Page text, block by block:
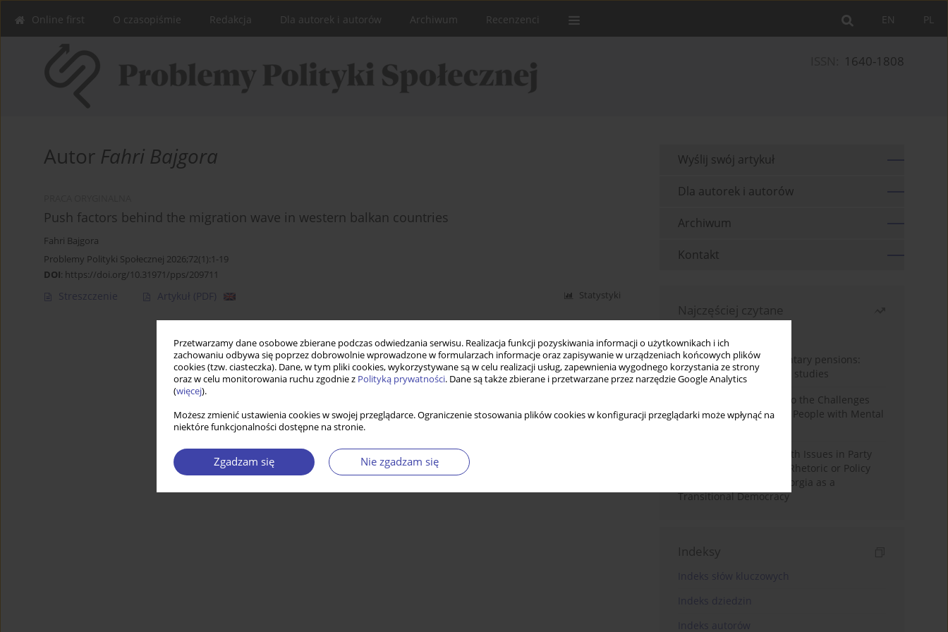
Przetwarzamy dane osobowe zbierane podczas odwiedzania serwisu. Realizacja funkcji pozyskiwania informacji o użytkownikach i ich
zachowaniu odbywa się poprzez dobrowolnie wprowadzone w formularzach informacje oraz zapisywanie w urządzeniach końcowych plików
cookies (tzw. ciasteczka). Dane, w tym pliki cookies, wykorzystywane są w celu realizacji usług, zapewnienia wygodnego korzystania ze strony
oraz w celu monitorowania ruchu zgodnie z Polityką prywatności. Dane są także zbierane i przetwarzane przez narzędzie Google Analytics
(więcej).
Możesz zmienić ustawienia cookies w swojej przeglądarce. Ograniczenie stosowania plików cookies w konfiguracji przeglądarki może wpłynąć na
niektóre funkcjonalności dostępne na stronie.
Zgadzam się Nie zgadzam się
PL
EN
Online first O czasopiśmie Redakcja Dla autorek i autorów Archiwum Recenzenci
1640-1808
Autor Fahri Bajgora
Push factors behind the migration wave in western balkan countries
Fahri Bajgora
Problemy Polityki Społecznej 2026;72(1):1-19
DOI: https://doi.org/10.31971/pps/209711
Streszczenie Artykuł (PDF) Statystyki
Wyślij swój artykuł
Dla autorek i autorów
Archiwum
Kontakt
Najczęściej czytane
Auto-enrolment in voluntary pensions:
Comparative OECD case studies
Bibliometric Insights into the Challenges
and Needs of Homeless People with Mental
The Politicisation of Youth Issues in Party
Programmes: Symbolic Rhetoric or Policy
Priority? The Case of Georgia as a
Transitional Democracy
Indeksy
Indeks słów kluczowych
Indeks dziedzin
Indeks autorów